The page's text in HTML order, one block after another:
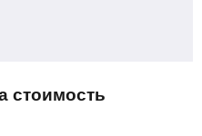
стоимость